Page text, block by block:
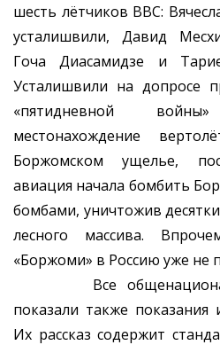
шесть лётчиков ВВС:
усталишвили, Давид
Гоча Диасамидзе и
Усталишвили на допросе
«пятидневной
местонахождение
Боржомском ущелье,
авиация начала бомбить
бомбами, уничтожив
лесного массива.
«Боржоми» в Россию уже не
Все
показали также показания
Их рассказ содержит